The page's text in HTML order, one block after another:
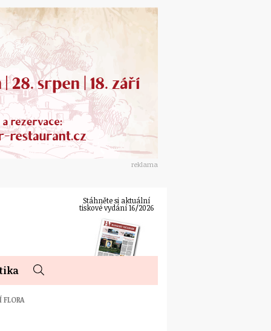
reklama
Stáhněte si aktuální
tiskové vydání 16/2026